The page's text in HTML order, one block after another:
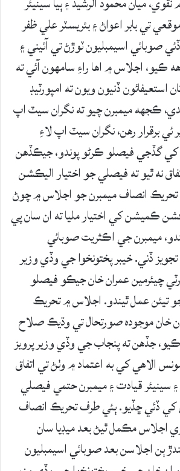
تي بابر اعواڻ ۽ بئريسٽر علي ظفر
صوبائي اسيمبليون ٽوڙڻ تي آئيني ۽
ڪيو، اجلاس ۾ اها راءِ سامهون آئي ته
ڏنيون ويون ته امپورٽيڊ
ڪجهه ميمبرن چيو ته نگران سيٽ اپ
ئي برقرار رهن، نگران سيٽ اپ لاءِ
گڏجي فيصلو ڪرڻو پوندو، جيڪڏهن
نه ٿيو ته فيصلي جو اختيار اليڪشن
انصاف ميمبرن جو اجلاس ۾ چوڻ
ڪميشن کي اختيار مليا ته ان سان پي
ميمبرن جي اڪثريت صوبائي
ڏني. خيبر پختونخوا جي وڏي وزير
چيئرمين عمران خان جيڪو فيصلو
تيئن عمل ٿيندو. اجلاس ۾ تحريڪ
خان موجوده صورتحال تي وڌيڪ صلاح
جڏهن ته پنجاب جي وڏي وزير پرويز
الاهي کي به اعتماد ۾ وٺڻ تي اتفاق
قيادت ۽ ميمبرن حتمي فيصلي
کي ڏئي ڇڏيو. ٻئي طرف تحريڪ انصاف
اجلاس مڪمل ٿيڻ بعد ميڊيا سان
ٻن اجلاسن بعد صوبائي اسيمبليون